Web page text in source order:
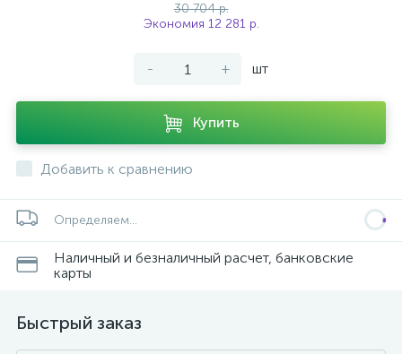
30 704 р.
Экономия 12 281 р.
- + шт
Купить
Добавить к сравнению
Определяем...
Наличный и безналичный расчет, банковские
карты
Быстрый заказ